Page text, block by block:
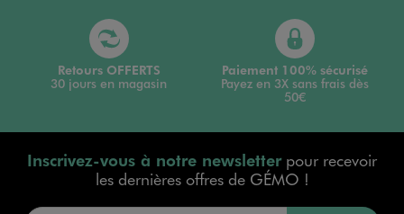
Retours OFFERTS
30 jours en magasin
Paiement 100% sécurisé
Payez en 3X sans frais dès
50€
Inscrivez-vous à notre newsletterpour recevoir
les dernières offres de GÉMO !